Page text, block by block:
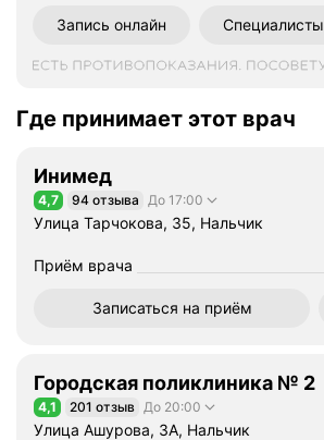
Запись онлайн Специалисты
Где принимает этот врач
Инимед
Рейтинг 4,7 из 5
4,7 94 отзыва До 17:00
Улица Тарчокова, 35, Нальчик
Приём врача
Записаться на приём
Городская поликлиника № 2
Рейтинг 4,1 из 5
4,1 201 отзыв До 20:00
Улица Ашурова, 3А, Нальчик